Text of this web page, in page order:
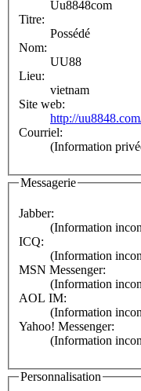
Uu8848com
Titre:
Possédé
Nom:
UU88
Lieu:
vietnam
Site web:
http://
Courriel:
(Information
Messagerie
Jabber:
(Information
ICQ:
(Information
MSN Messenger:
(Information
AOL IM:
(Information
Yahoo! Messenger:
(Information
Personnalisation